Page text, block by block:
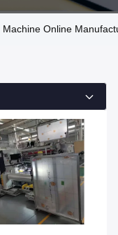
Online